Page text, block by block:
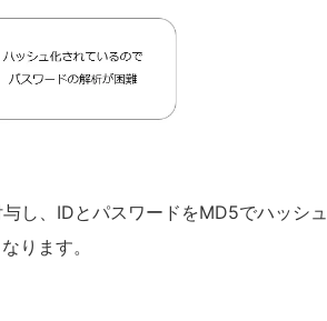
し、IDとパスワードをMD5でハッシュ
ります。